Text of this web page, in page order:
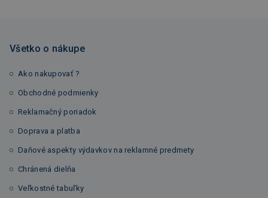
Všetko o nákupe
Ako nakupovať ?
Obchodné podmienky
Reklamačný poriadok
Doprava a platba
Daňové aspekty výdavkov na reklamné predmety
Chránená dielňa
Veľkostné tabuľky